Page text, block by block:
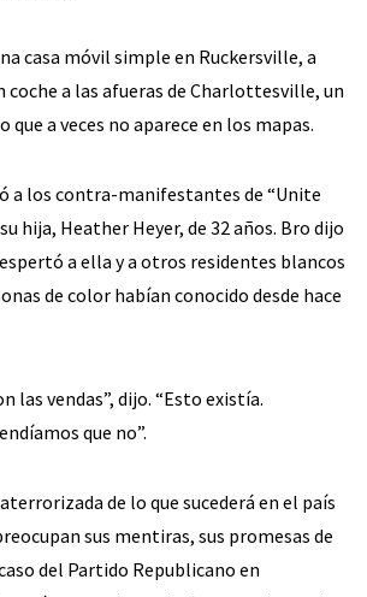
casa móvil simple en Ruckersville, a
coche a las afueras de Charlottesville, un
que a veces no aparece en los mapas.
a los contra-manifestantes de “Unite
hija, Heather Heyer, de 32 años. Bro dijo
a ella y a otros residentes blancos
de color habían conocido desde hace
las vendas”, dijo. “Esto existía.
que no”.
de lo que sucederá en el país
sus mentiras, sus promesas de
del Partido Republicano en